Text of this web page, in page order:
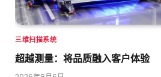
三维扫描系统
超越测量：将品质融入客户体验